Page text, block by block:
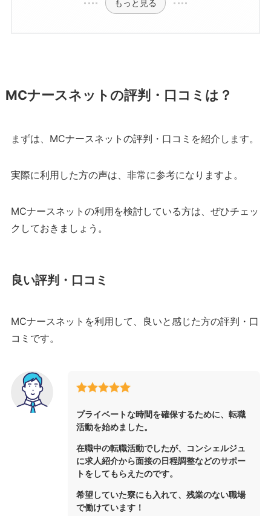
もっと見る
MCナースネットの評判・口コミは？
まずは、MCナースネットの評判・口コミを紹介します。
実際に利用した方の声は、非常に参考になりますよ。
MCナースネットの利用を検討している方は、ぜひチェッ
クしておきましょう。
良い評判・口コミ
MCナースネットを利用して、良いと感じた方の評判・口
コミです。
プライベートな時間を確保するために、転職
活動を始めました。
在職中の転職活動でしたが、コンシェルジュ
に求人紹介から面接の日程調整などのサポー
トをしてもらえたのです。
希望していた寮にも入れて、残業のない職場
で働けています！